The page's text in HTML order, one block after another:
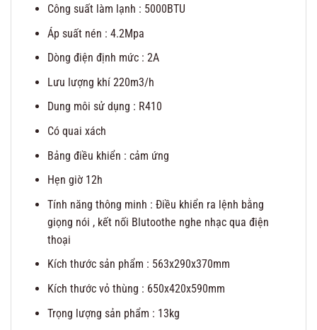
Công suất làm lạnh : 5000BTU
Áp suất nén : 4.2Mpa
Dòng điện định mức : 2A
Lưu lượng khí 220m3/h
Dung môi sử dụng : R410
Có quai xách
Bảng điều khiển : cảm ứng
Hẹn giờ 12h
Tính năng thông minh : Điều khiển ra lệnh bằng
giọng nói , kết nối Blutoothe nghe nhạc qua điện
thoại
Kích thước sản phẩm : 563x290x370mm
Kích thước vỏ thùng : 650x420x590mm
Trọng lượng sản phẩm : 13kg